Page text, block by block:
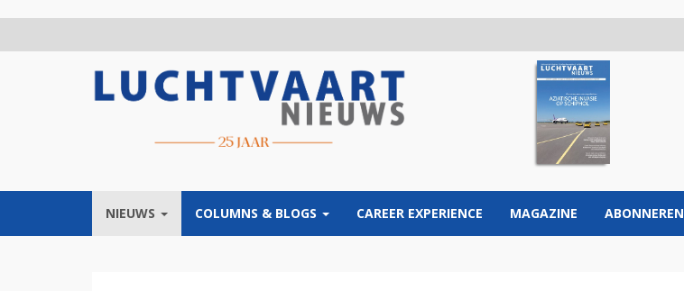
NIEUWS COLUMNS & BLOGS CAREER EXPERIENCE MAGAZINE ABONNEREN